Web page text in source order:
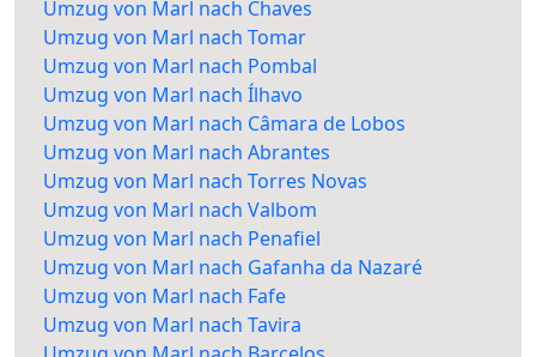
Umzug von Marl nach Chaves
Umzug von Marl nach Tomar
Umzug von Marl nach Pombal
Umzug von Marl nach Ílhavo
Umzug von Marl nach Câmara de Lobos
Umzug von Marl nach Abrantes
Umzug von Marl nach Torres Novas
Umzug von Marl nach Valbom
Umzug von Marl nach Penafiel
Umzug von Marl nach Gafanha da Nazaré
Umzug von Marl nach Fafe
Umzug von Marl nach Tavira